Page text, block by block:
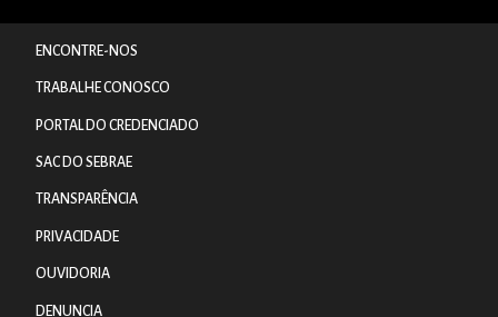
ENCONTRE-NOS
TRABALHE CONOSCO
PORTAL DO CREDENCIADO
SAC DO SEBRAE
TRANSPARÊNCIA
PRIVACIDADE
OUVIDORIA
DENUNCIA